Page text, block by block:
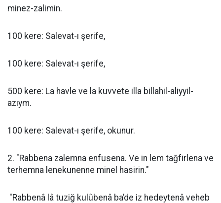
minez-zalimin.
100 kere: Salevat-ı şerife,
100 kere: Salevat-ı şerife,
500 kere: La havle ve la kuvvete illa billahil-aliyyil-
azıym.
100 kere: Salevat-ı şerife, okunur.
2. "Rabbena zalemna enfusena. Ve in lem tağfirlena ve
terhemna lenekunenne minel hasirin."
"Rabbenâ lâ tuziğ kulûbenâ ba’de iz hedeytenâ veheb